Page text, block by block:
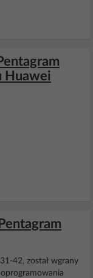
Huawei
42, został wgrany